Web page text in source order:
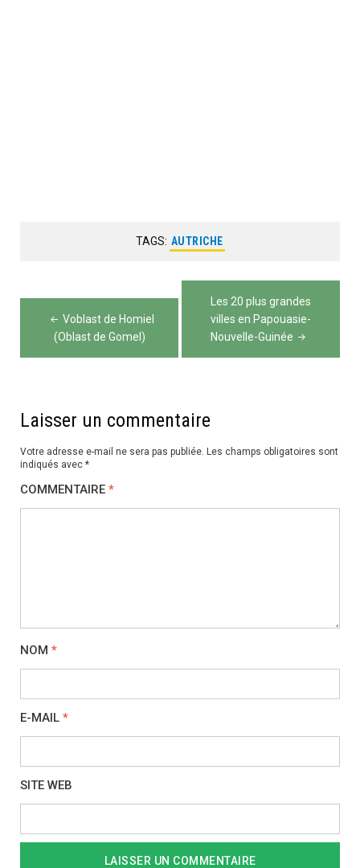
TAGS: AUTRICHE
Navigation
l’article
Voblast de Homiel
(Oblast de Gomel)
Les 20 plus grandes
villes en Papouasie-
Nouvelle-Guinée
Laisser un commentaire
Votre adresse e-mail ne sera pas publiée. Les champs obligatoires sont
indiqués avec *
COMMENTAIRE *
NOM *
E-MAIL *
SITE WEB